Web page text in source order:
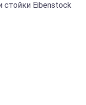
стойки Eibenstock